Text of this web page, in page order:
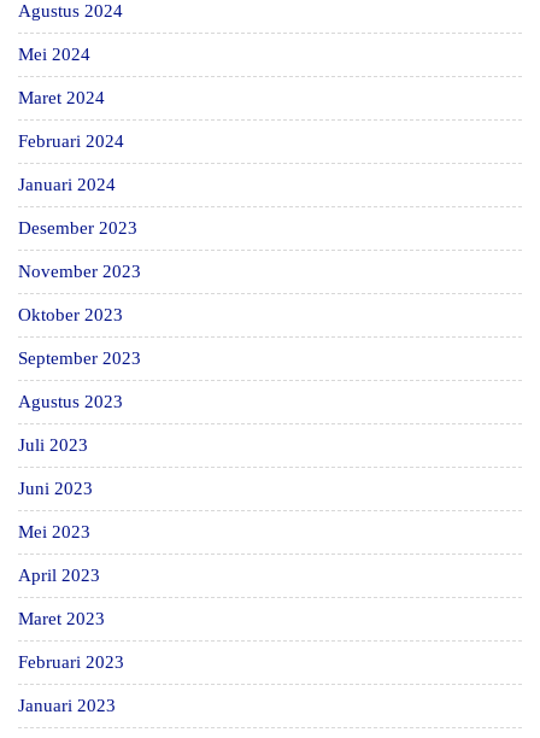
Agustus 2024
Mei 2024
Maret 2024
Februari 2024
Januari 2024
Desember 2023
November 2023
Oktober 2023
September 2023
Agustus 2023
Juli 2023
Juni 2023
Mei 2023
April 2023
Maret 2023
Februari 2023
Januari 2023